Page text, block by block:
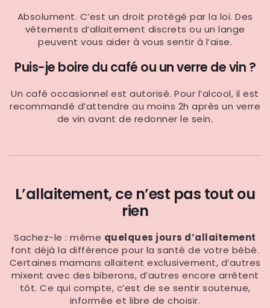
Absolument. C’est un droit protégé par la loi. Des
vêtements d’allaitement discrets ou un lange
peuvent vous aider à vous sentir à l’aise.
Puis-je boire du café ou un verre de vin ?
Un café occasionnel est autorisé. Pour l’alcool, il est
recommandé d’attendre au moins 2h après un verre
de vin avant de redonner le sein.
L’allaitement, ce n’est pas tout ou
rien
Sachez-le : même quelques jours d’allaitement
font déjà la différence pour la santé de votre bébé.
Certaines mamans allaitent exclusivement, d’autres
mixent avec des biberons, d’autres encore arrêtent
tôt. Ce qui compte, c’est de se sentir soutenue,
informée et libre de choisir.